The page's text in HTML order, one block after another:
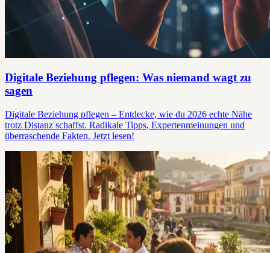
Digitale Beziehung pflegen: Was niemand wagt zu
sagen
Digitale Beziehung pflegen – Entdecke, wie du 2026 echte Nähe
trotz Distanz schaffst. Radikale Tipps, Expertenmeinungen und
überraschende Fakten. Jetzt lesen!